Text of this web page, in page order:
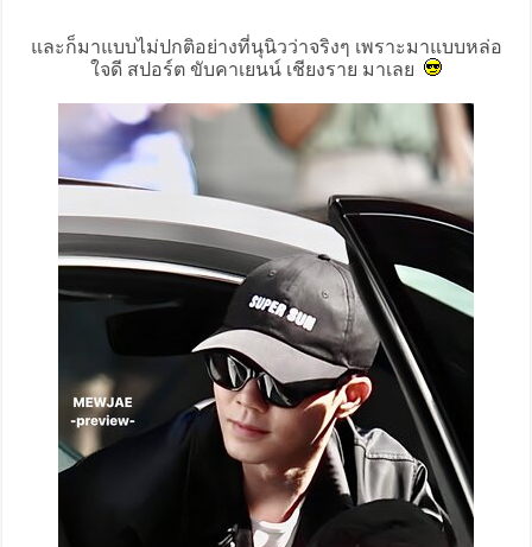
และก็มาแบบไม่ปกติอย่างที่นุนิวว่าจริงๆ เพราะมาแบบหล่อ
ใจดี สปอร์ต ขับคาเยนน์ เชียงราย มาเลย